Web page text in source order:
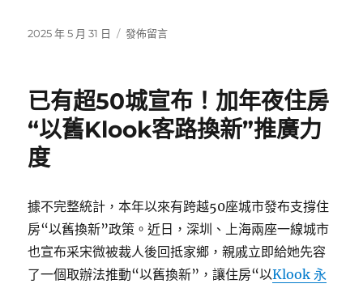
發
2025 年 5 月 31 日
在
信
卡
平
近
現
場
發佈留言
已有超50城宣布！加年夜住房
“以舊Klook客路換新”推廣力
度
據不完整統計，本年以來有跨越50座城市發布支撐住
房“以舊換新”政策。近日，深圳、上海兩座一線城市
也宣布采宋微被裁人後回抵家鄉，親戚立即給她先容
了一個取辦法推動“以舊換新”，讓住房“以Klook 永